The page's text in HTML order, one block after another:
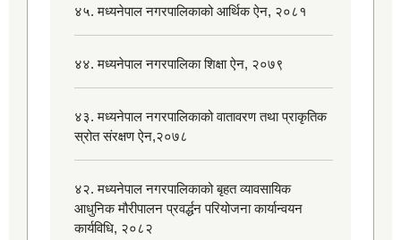
४५. मध्यनेपाल नगरपालिकाको आर्थिक ऐन, २०८१
४४. मध्यनेपाल नगरपालिका शिक्षा ऐन, २०७९
४३. मध्यनेपाल नगरपालिकाको वातावरण तथा प्राकृतिक
स्रोत संरक्षण ऐन,२०७८
४२. मध्यनेपाल नगरपालिकाको बृहत व्यावसायिक
आधुनिक मौरीपालन प्रवर्द्धन परियोजना कार्यान्वयन
कार्यविधि, २०८२